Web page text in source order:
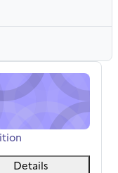
Details